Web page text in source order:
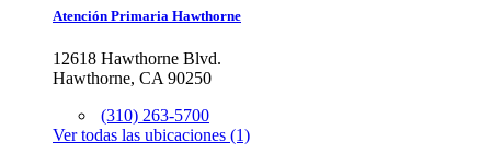
Atención Primaria Hawthorne
12618 Hawthorne Blvd.
Hawthorne, CA 90250
(310) 263-5700
Ver todas las ubicaciones (1)